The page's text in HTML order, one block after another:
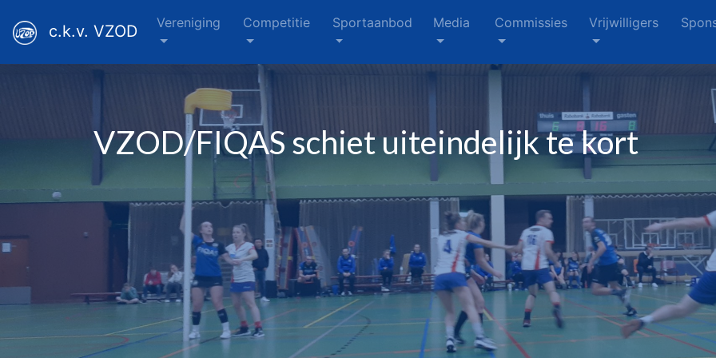
c.k.v. VZOD Vereniging Competitie Sportaanbod Media Commissies Vrijwilligers
VZOD/FIQAS schiet uiteindelijk te kort